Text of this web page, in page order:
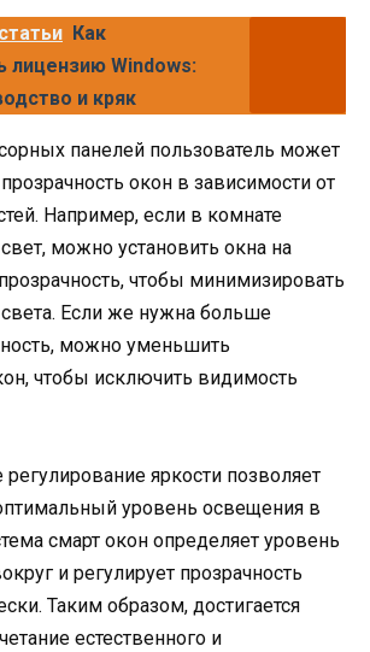
Как
лицензию Windows:
и кряк
панелей пользователь может
окон в зависимости от
Например, если в комнате
можно установить окна на
чтобы минимизировать
Если же нужна больше
можно уменьшить
чтобы исключить видимость
яркости позволяет
уровень освещения в
смарт окон определяет уровень
и регулирует прозрачность
Таким образом, достигается
естественного и